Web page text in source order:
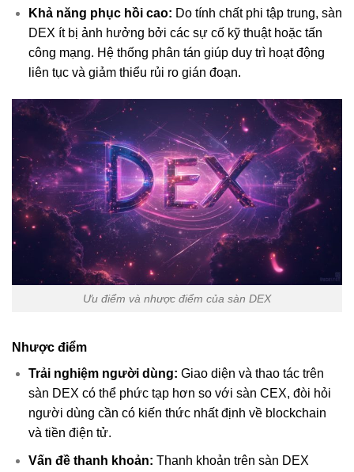
Khả năng phục hồi cao: Do tính chất phi tập trung, sàn
DEX ít bị ảnh hưởng bởi các sự cố kỹ thuật hoặc tấn
công mạng. Hệ thống phân tán giúp duy trì hoạt động
liên tục và giảm thiểu rủi ro gián đoạn.
Ưu điểm và nhược điểm của sàn DEX
Nhược điểm
Trải nghiệm người dùng: Giao diện và thao tác trên
sàn DEX có thể phức tạp hơn so với sàn CEX, đòi hỏi
người dùng cần có kiến thức nhất định về blockchain
và tiền điện tử.
Vấn đề thanh khoản: Thanh khoản trên sàn DEX